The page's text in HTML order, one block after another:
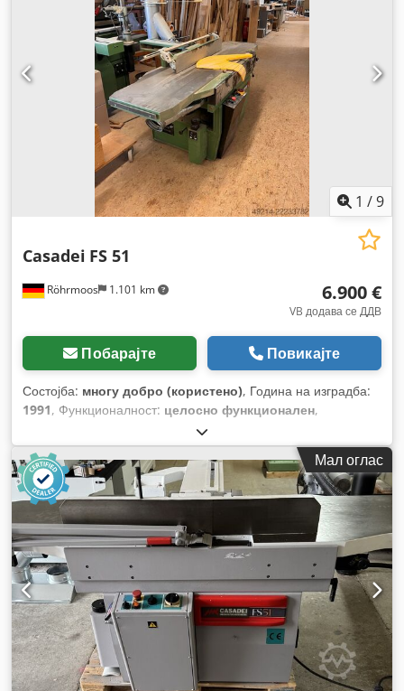
1 /9
Röhrmoos 1.101 km
Casadei FS 51
6.900 €
VB додава се ДДВ
Побарајте Повикајте
Состојба: многу добро (користено), Година на изградба:
1991, Функционалност: целосно функционален,
Мал оглас